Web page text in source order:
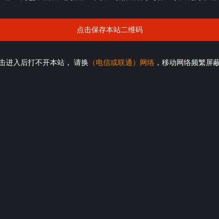
点击保存本站二维码
进入后打不开本站， 请换 （电信或联通）网络 ，移动网络频繁屏